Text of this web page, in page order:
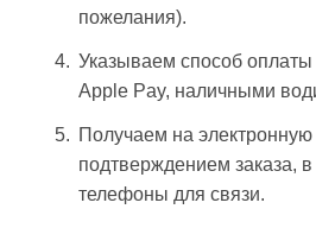
пожелания).
Указываем способ оплаты
Apple Pay, наличными
Получаем на электронную
подтверждением заказа,
телефоны для связи.